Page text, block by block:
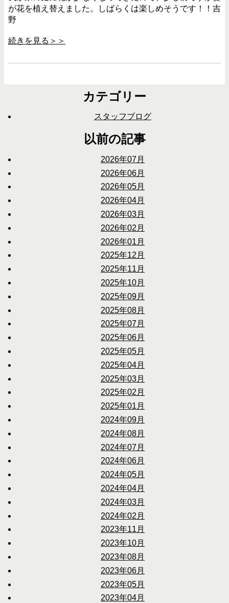
が花を植え替えました。しばらくは楽しめそうです！！吉
野
続きを見る＞＞
カテゴリー
スタッフブログ
以前の記事
2026年07月
2026年06月
2026年05月
2026年04月
2026年03月
2026年02月
2026年01月
2025年12月
2025年11月
2025年10月
2025年09月
2025年08月
2025年07月
2025年06月
2025年05月
2025年04月
2025年03月
2025年02月
2025年01月
2024年09月
2024年08月
2024年07月
2024年06月
2024年05月
2024年04月
2024年03月
2024年02月
2023年11月
2023年10月
2023年08月
2023年06月
2023年05月
2023年04月